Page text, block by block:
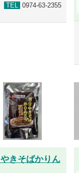
TEL 0974-63-2355
やきそばかりん